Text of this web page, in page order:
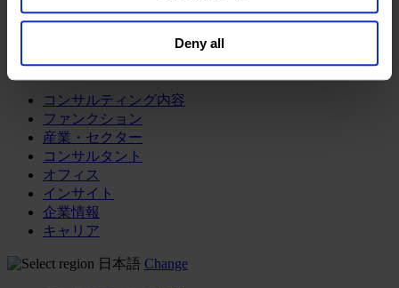
general collection and use of personal information see
Deny all
コンサルティング内容
ファンクション
産業・セクター
コンサルタント
オフィス
インサイト
企業情報
キャリア
日本語 Change